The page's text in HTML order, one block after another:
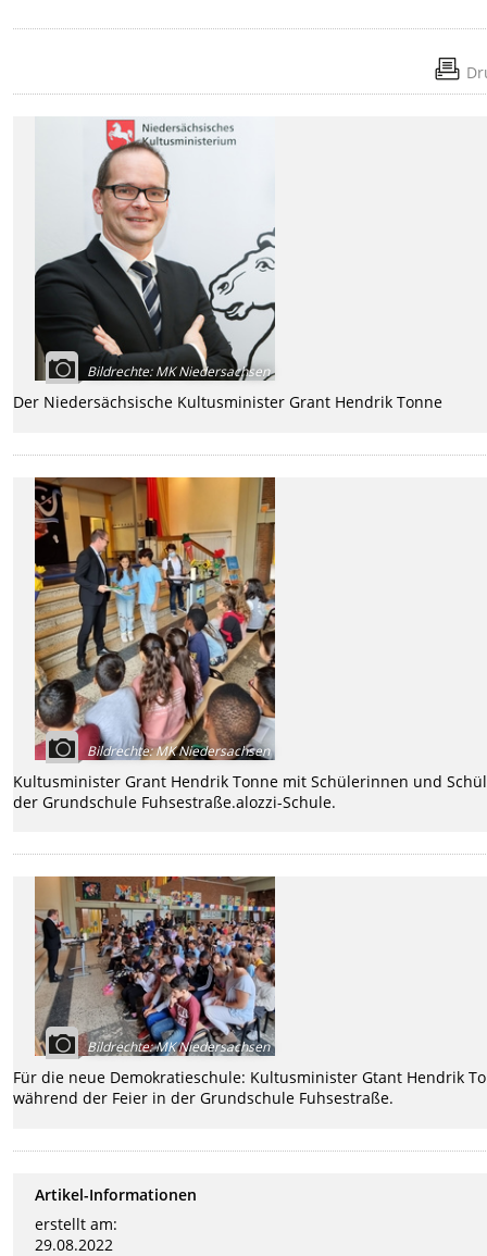
Bildrechte:MK Niedersachsen
Der Niedersächsische Kultusminister Grant Hendrik Tonne
Bildrechte:MK Niedersachsen
Kultusminister Grant Hendrik Tonne mit Schülerinnen und
der Grundschule Fuhsestraße.alozzi-Schule.
Bildrechte:MK Niedersachsen
Für die neue Demokratieschule: Kultusminister Gtant Hendrik
während der Feier in der Grundschule Fuhsestraße.
Artikel-Informationen
erstellt am:
29.08.2022